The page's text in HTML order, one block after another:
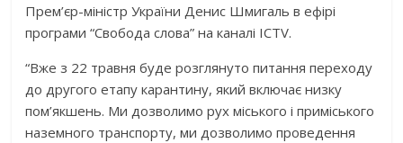
Прем’єр-міністр України Денис Шмигаль в ефірі
програми “Свобода слова” на каналі ICTV.
“Вже з 22 травня буде розглянуто питання переходу
до другого етапу карантину, який включає низку
пом’якшень. Ми дозволимо рух міського і приміського
наземного транспорту, ми дозволимо проведення